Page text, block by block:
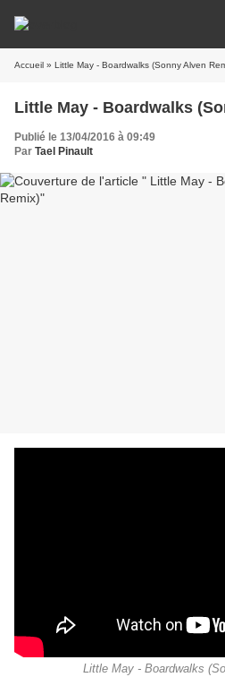
Accueil » Little May - Boardwalks (Sonny Alven
Little May - Boardwalks
Publié le 13/04/2016 à 09:49
Par Tael Pinault
Little May - Boardwalks